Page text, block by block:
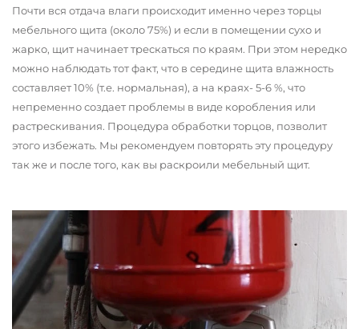
Почти вся отдача влаги происходит именно через торцы
мебельного щита (около 75%) и если в помещении сухо и
жарко, щит начинает трескаться по краям. При этом нередко
можно наблюдать тот факт, что в середине щита влажность
составляет 10% (т.е. нормальная), а на краях- 5-6 %, что
непременно создает проблемы в виде коробления или
растрескивания. Процедура обработки торцов, позволит
этого избежать. Мы рекомендуем повторять эту процедуру
так же и после того, как вы раскроили мебельный щит.